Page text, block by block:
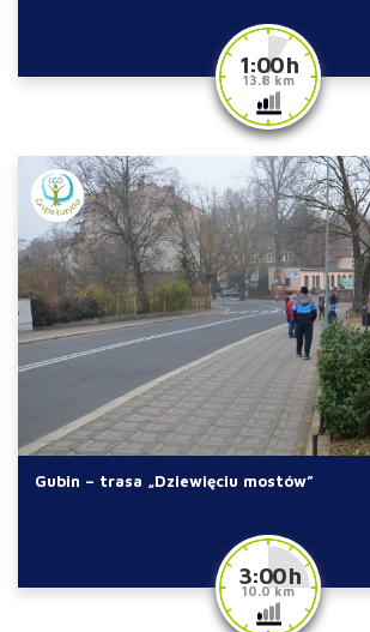
1:00 h
13.8 km
Gubin – trasa „Dziewięciu mostów”
3:00 h
10.0 km